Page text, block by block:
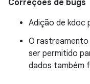
Correções de bugs
Adição de kdoc
O
ser permitido
dados também